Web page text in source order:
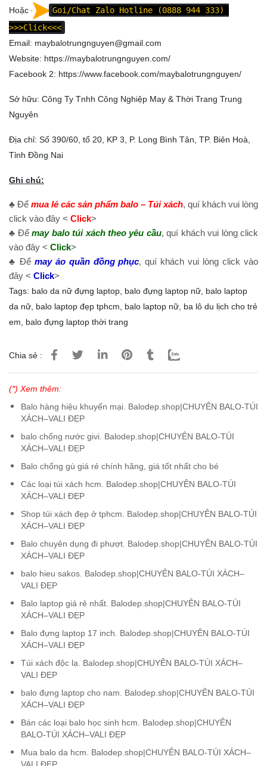
Hoặc
Goi/Chat Zalo Hotline (0888 944 333)
>>>Click<<<
Email: maybalotrungnguyen@gmail.com
Website: https://maybalotrungnguyen.com/
Facebook 2: https://www.facebook.com/maybalotrungnguyen/
Sở hữu: Công Ty Tnhh Công Nghiệp May & Thời Trang Trung
Nguyên
Địa chỉ: Số 390/60, tổ 20, KP 3, P. Long Bình Tân, TP. Biên Hoà,
Tỉnh Đồng Nai
Ghi chú:
♣ Để mua lẻ các sản phẩm balo – Túi xách, quí khách vui lòng
click vào đây < Click>
♣ Đểmay balo túi xách theo yêu cầu, quí khách vui lòng click
vào đây < Click>
♣ Để may áo quần đồng phục, quí khách vui lòng click vào
đây < Click>
Tags: balo da nữ đựng laptop balo đựng laptop nữ balo laptop
da nữ balo laptop đẹp tphcm balo laptop nữ ba lô du lịch cho trẻ
em
balo đựng laptop thời trang
Chia sẻ :
(*) Xem thêm:
Balo hàng hiệu khuyến mại. Balodep.shop|CHUYÊN BALO-TÚI
XÁCH–VALI ĐẸP
balo chống nước givi. Balodep.shop|CHUYÊN BALO-TÚI
XÁCH–VALI ĐẸP
Balo chống gù giá rẻ chính hãng, giá tốt nhất cho bé
Các loại túi xách hcm. Balodep.shop|CHUYÊN BALO-TÚI
XÁCH–VALI ĐẸP
Shop túi xách đẹp ở tphcm. Balodep.shop|CHUYÊN BALO-TÚI
XÁCH–VALI ĐẸP
Balo chuyên dụng đi phượt. Balodep.shop|CHUYÊN BALO-TÚI
XÁCH–VALI ĐẸP
balo hieu sakos. Balodep.shop|CHUYÊN BALO-TÚI XÁCH–
VALI ĐẸP
Balo laptop giá rẻ nhất. Balodep.shop|CHUYÊN BALO-TÚI
XÁCH–VALI ĐẸP
Balo đựng laptop 17 inch. Balodep.shop|CHUYÊN BALO-TÚI
XÁCH–VALI ĐẸP
Túi xách độc lạ. Balodep.shop|CHUYÊN BALO-TÚI XÁCH–
VALI ĐẸP
balo đựng laptop cho nam. Balodep.shop|CHUYÊN BALO-TÚI
XÁCH–VALI ĐẸP
Bán các loại balo học sinh hcm. Balodep.shop|CHUYÊN
BALO-TÚI XÁCH–VALI ĐẸP
Mua balo da hcm. Balodep.shop|CHUYÊN BALO-TÚI XÁCH–